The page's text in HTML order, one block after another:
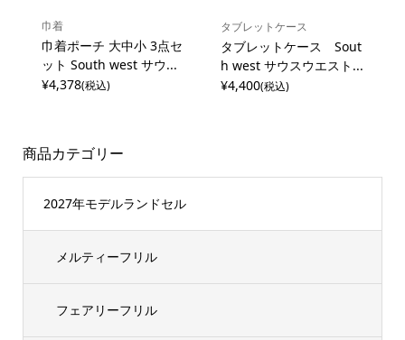
巾着
巾着ポーチ 大中小 3点セ
ット South west サウ...
¥4,378(税込)
タブレットケース
タブレットケース Sout
h west サウスウエスト...
¥4,400(税込)
商品カテゴリー
2027年モデルランドセル
メルティーフリル
フェアリーフリル